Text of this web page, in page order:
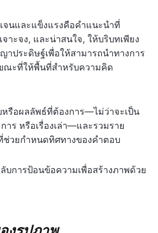
จนและแข็งแรงคือคำแนะนำที่
จาะจง, และน่าสนใจ, ให้บริบทเพียง
ประดิษฐ์เพื่อให้สามารถนำทางการ
ณะที่ให้พื้นที่สำหรับความคิด
รือผลลัพธ์ที่ต้องการ—ไม่ว่าจะเป็น
าร หรือเรื่องเล่า—และรวมราย
ช่วยกำหนดทิศทางของคำตอบ
บการป้อนข้อความเพื่อสร้างภาพด้วย